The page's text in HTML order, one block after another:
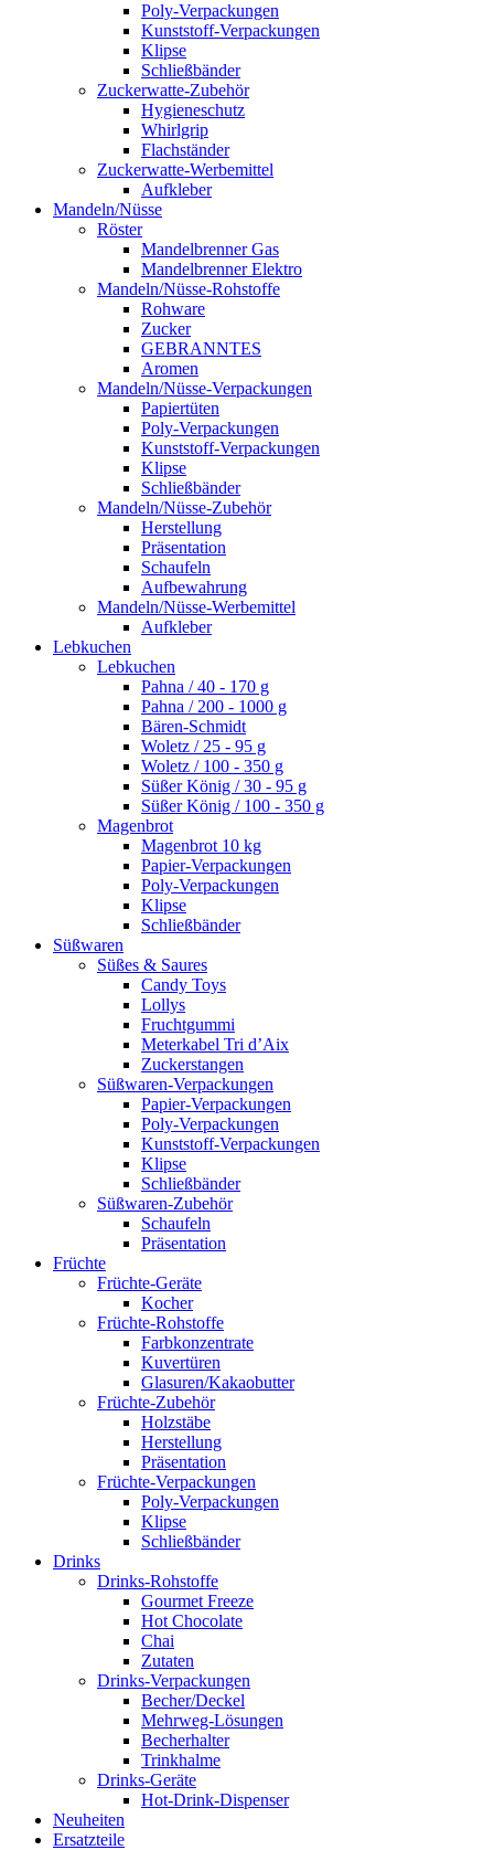
Poly-Verpackungen
Kunststoff-Verpackungen
Klipse
Schließbänder
Zuckerwatte-Zubehör
Hygieneschutz
Whirlgrip
Flachständer
Zuckerwatte-Werbemittel
Aufkleber
Mandeln/Nüsse
Röster
Mandelbrenner Gas
Mandelbrenner Elektro
Mandeln/Nüsse-Rohstoffe
Rohware
Zucker
GEBRANNTES
Aromen
Mandeln/Nüsse-Verpackungen
Papiertüten
Poly-Verpackungen
Kunststoff-Verpackungen
Klipse
Schließbänder
Mandeln/Nüsse-Zubehör
Herstellung
Präsentation
Schaufeln
Aufbewahrung
Mandeln/Nüsse-Werbemittel
Aufkleber
Lebkuchen
Lebkuchen
Pahna / 40 - 170 g
Pahna / 200 - 1000 g
Bären-Schmidt
Woletz / 25 - 95 g
Woletz / 100 - 350 g
Süßer König / 30 - 95 g
Süßer König / 100 - 350 g
Magenbrot
Magenbrot 10 kg
Papier-Verpackungen
Poly-Verpackungen
Klipse
Schließbänder
Süßwaren
Süßes & Saures
Candy Toys
Lollys
Fruchtgummi
Meterkabel Tri d’Aix
Zuckerstangen
Süßwaren-Verpackungen
Papier-Verpackungen
Poly-Verpackungen
Kunststoff-Verpackungen
Klipse
Schließbänder
Süßwaren-Zubehör
Schaufeln
Präsentation
Früchte
Früchte-Geräte
Kocher
Früchte-Rohstoffe
Farbkonzentrate
Kuvertüren
Glasuren/Kakaobutter
Früchte-Zubehör
Holzstäbe
Herstellung
Präsentation
Früchte-Verpackungen
Poly-Verpackungen
Klipse
Schließbänder
Drinks
Drinks-Rohstoffe
Gourmet Freeze
Hot Chocolate
Chai
Zutaten
Drinks-Verpackungen
Becher/Deckel
Mehrweg-Lösungen
Becherhalter
Trinkhalme
Drinks-Geräte
Hot-Drink-Dispenser
Neuheiten
Ersatzteile